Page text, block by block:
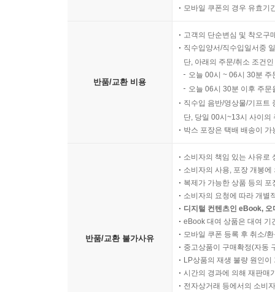
모바일 쿠폰의 경우 유효기
반품/교환 비용
고객의 단순변심 및 착오구
직수입양서/직수입일서중
단, 아래의 주문/취소 조건
오늘 00시 ~ 06시 30분
오늘 06시 30분 이후 주
직수입 음반/영상물/기프트
단, 당일 00시~13시 사이의
박스 포장은 택배 배송이
반품/교환 불가사유
소비자의 책임 있는 사유로
소비자의 사용, 포장 개봉
복제가 가능한 상품 등의
소비자의 요청에 따라 개별
디지털 컨텐츠인 eBook,
eBook 대여 상품은 대여 기
모바일 쿠폰 등록 후 취소/
중고상품이 구매확정(자동
LP상품의 재생 불량 원인
시간의 경과에 의해 재판매
전자상거래 등에서의 소비